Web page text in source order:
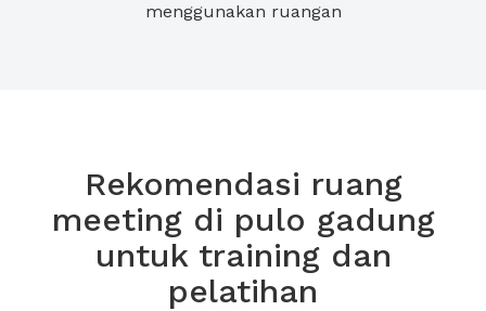
menggunakan ruangan
Rekomendasi ruang
meeting di pulo gadung
untuk training dan
pelatihan